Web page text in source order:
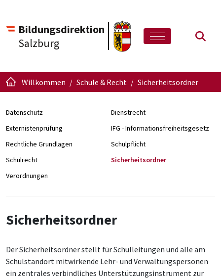
Bildungsdirektion
Salzburg
Willkommen Schule & Recht Sicherheitsordner
Datenschutz
Dienstrecht
Externistenprüfung
IFG - Informationsfreiheitsgesetz
Rechtliche Grundlagen
Schulpflicht
Schulrecht
Sicherheitsordner
Verordnungen
Sicherheitsordner
Der Sicherheitsordner stellt für Schulleitungen und alle am
Schulstandort mitwirkende Lehr- und Verwaltungspersonen
ein zentrales verbindliches Unterstützungsinstrument zur